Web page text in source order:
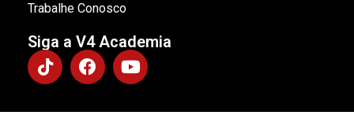
Trabalhe Conosco
Siga a V4 Academia